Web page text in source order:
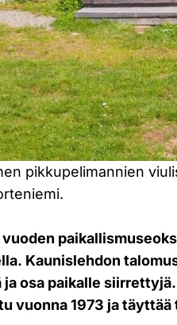
pikkupelimannien
Kaunislehdon
ja osa paikalle
vuonna 1973 ja